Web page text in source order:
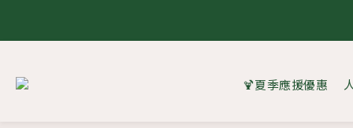
🍹夏季應援優惠